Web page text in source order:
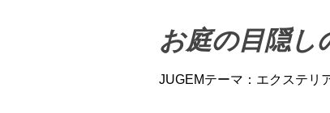
お庭の目隠し
JUGEMテーマ： エクステリ